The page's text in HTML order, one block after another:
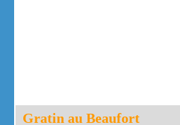
Gratin au Beaufort